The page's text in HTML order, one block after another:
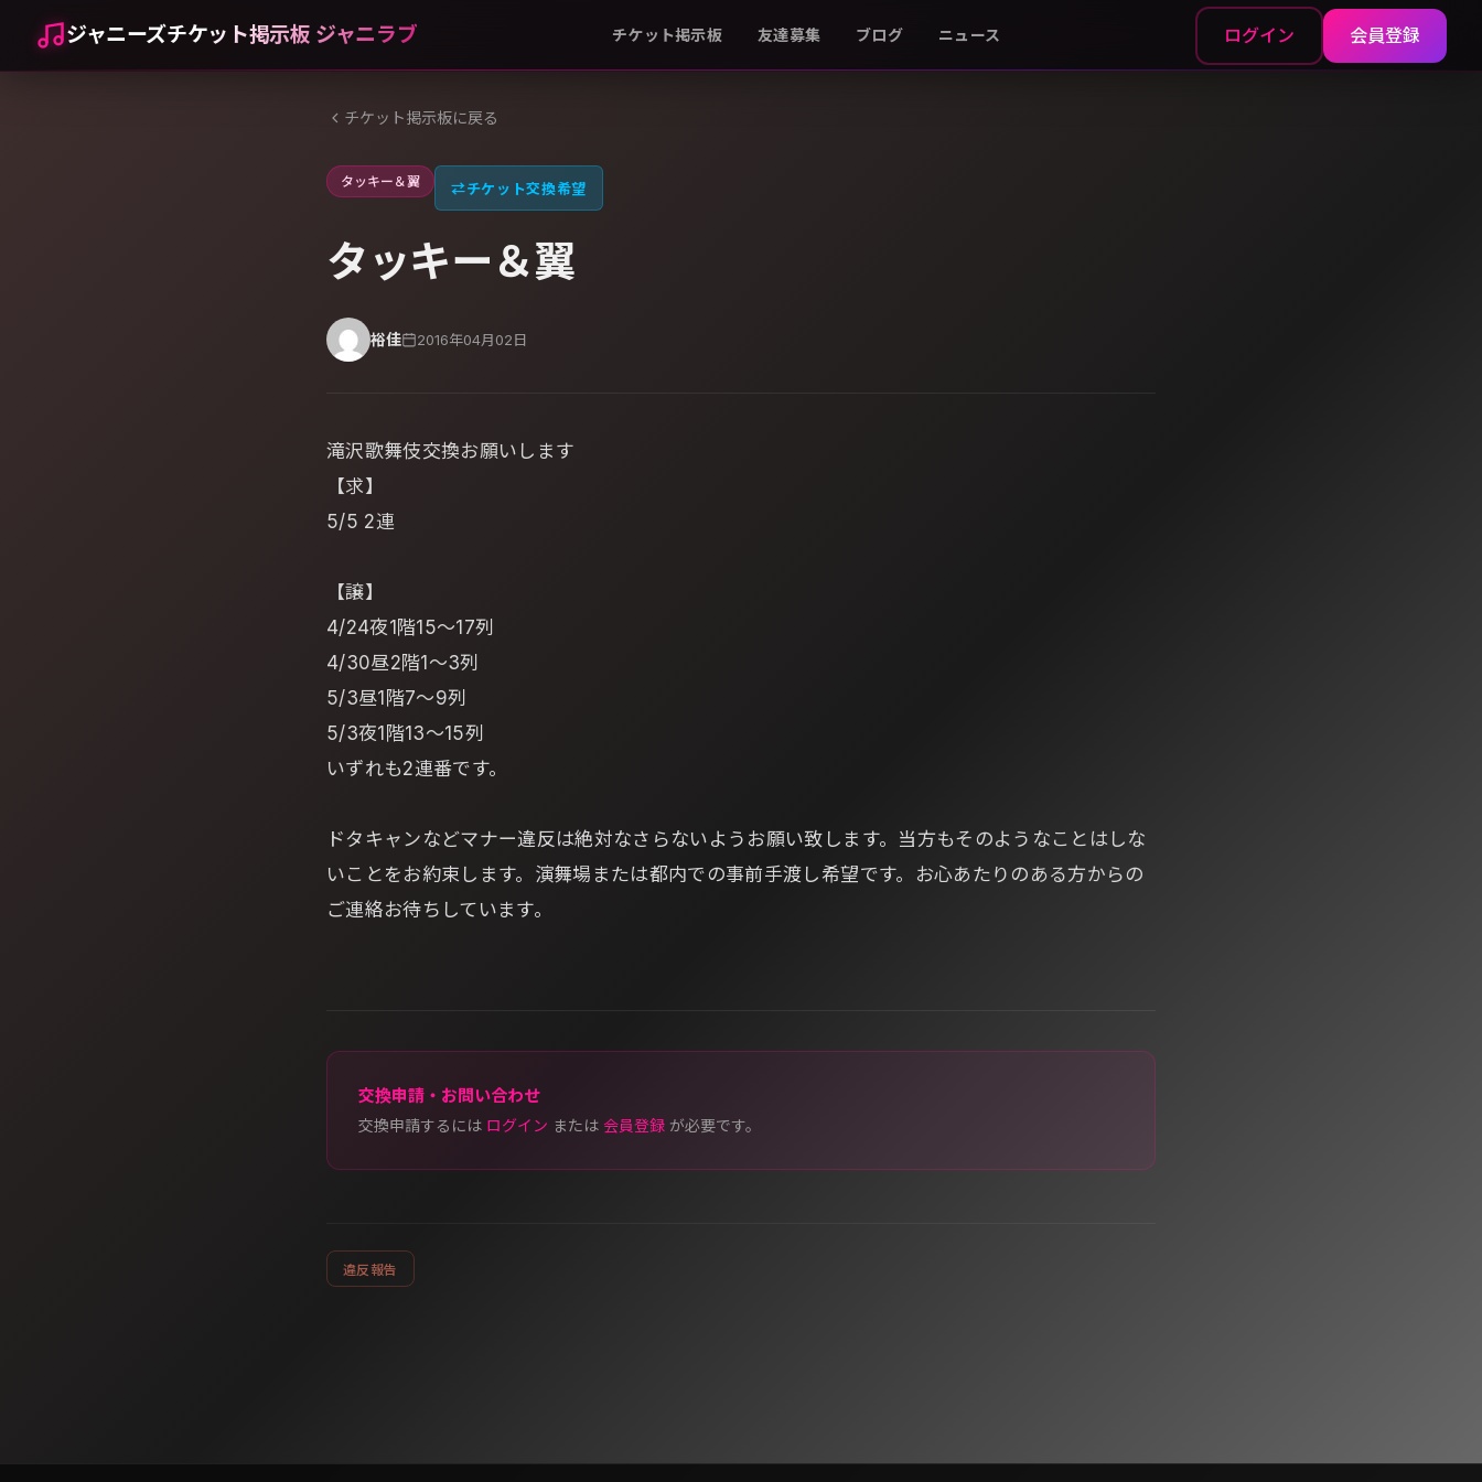
ジャニーズチケット掲示板 ジャニラブ チケット掲示板 友達募集 ブログ ニュース ログイン 会員登録
チケット掲示板に戻る
タッキー＆翼 ⇄チケット交換希望
タッキー＆翼
裕佳 2016年04月02日
滝沢歌舞伎交換お願いします
【求】
5/5 2連
【譲】
4/24夜1階15～17列
4/30昼2階1～3列
5/3昼1階7～9列
5/3夜1階13～15列
いずれも2連番です。
ドタキャンなどマナー違反は絶対なさらないようお願い致します。当方もそのようなことはしな
いことをお約束します。演舞場または都内での事前手渡し希望です。お心あたりのある方からの
ご連絡お待ちしています。
交換申請・お問い合わせ
交換申請するには ログイン または 会員登録 が必要です。
違反報告